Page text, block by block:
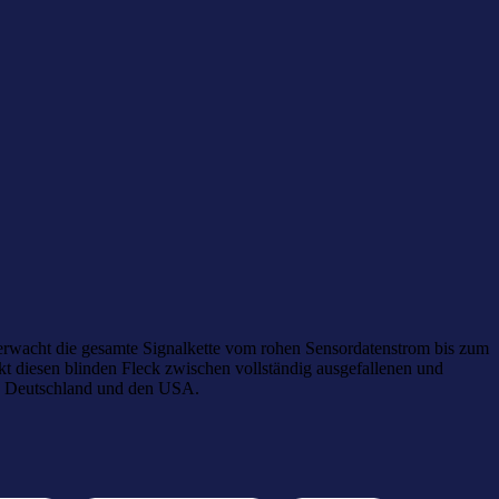
die gesamte Signalkette vom rohen Sensordatenstrom bis zum
diesen blinden Fleck zwischen vollständig ausgefallenen und
und den USA.